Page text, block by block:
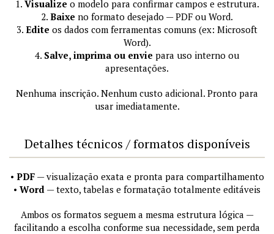
1. Visualize o modelo para confirmar campos e estrutura.
2. Baixe no formato desejado — PDF ou Word.
3. Edite os dados com ferramentas comuns (ex: Microsoft
Word).
4. Salve, imprima ou envie para uso interno ou
apresentações.
Nenhuma inscrição. Nenhum custo adicional. Pronto para
usar imediatamente.
Detalhes técnicos / formatos disponíveis
• PDF— visualização exata e pronta para compartilhamento
• Word — texto, tabelas e formatação totalmente editáveis
Ambos os formatos seguem a mesma estrutura lógica —
facilitando a escolha conforme sua necessidade, sem perda